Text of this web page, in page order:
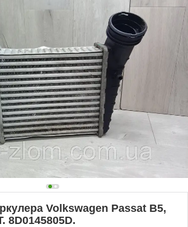
Volkswagen Passat B5,
8D0145805D.